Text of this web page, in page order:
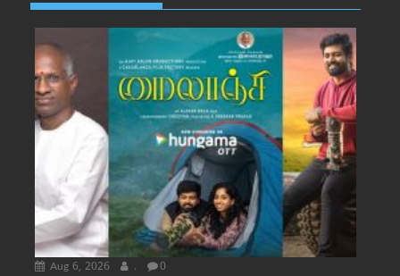
Aug 6, 2026 . 0